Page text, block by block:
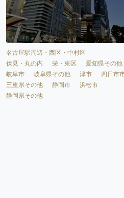
名古屋駅周辺・西区・中村区
伏見・丸の内
栄・東区
愛知県その他
岐阜市
岐阜県その他 津市
四日市
三重県その他
静岡市
浜松市
静岡県その他